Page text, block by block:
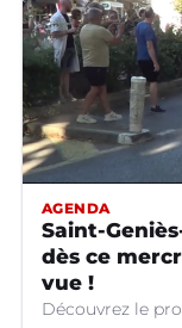
AGENDA
Saint-
dès ce
vue !
Découvrez le